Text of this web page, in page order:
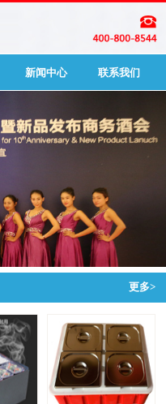
新闻中心 联系我们
更多>